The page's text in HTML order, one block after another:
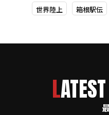
世界陸上 箱根駅伝